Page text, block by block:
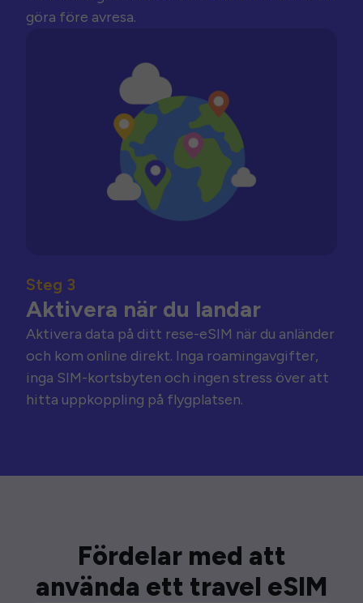
göra före avresa.
Steg 3
Aktivera när du landar
Aktivera data på ditt rese-eSIM när du anländer
och kom online direkt. Inga roamingavgifter,
inga SIM-kortsbyten och ingen stress över att
hitta uppkoppling på flygplatsen.
Fördelar med att
använda ett travel eSIM